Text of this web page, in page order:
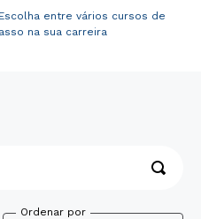
entre vários cursos de
na sua carreira
TERMOS MAIS BUSCADOS